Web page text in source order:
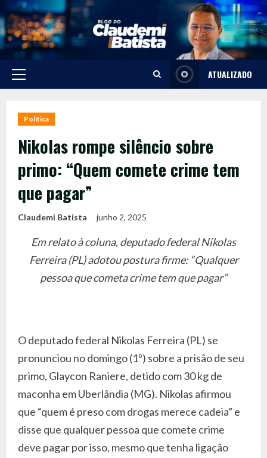
Skip
to
content
Primary
ATUALIZADO
Política
Nikolas rompe silêncio sobre
primo: “Quem comete crime tem
que pagar”
Claudemi Batista junho 2, 2025
Em relato à coluna, deputado federal Nikolas
Ferreira (PL) adotou postura firme: “Qualquer
pessoa que cometa crime tem que pagar”
O deputado federal Nikolas Ferreira (PL) se
pronunciou no domingo (1º) sobre a prisão de seu
primo, Glaycon Raniere, detido com 30 kg de
maconha em Uberlândia (MG). Nikolas afirmou
que “quem é preso com drogas merece cadeia” e
disse que qualquer pessoa que comete crime
deve pagar por isso, mesmo que tenha ligação